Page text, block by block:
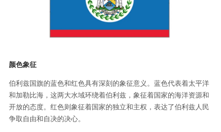
颜色象征
伯利兹国旗的蓝色和红色具有深刻的象征意义。蓝色代表着太平洋
和加勒比海，这两大水域环绕着伯利兹，象征着国家的海洋资源和
开放的态度。红色则象征着国家的独立和主权，表达了伯利兹人民
争取自由和自决的决心。